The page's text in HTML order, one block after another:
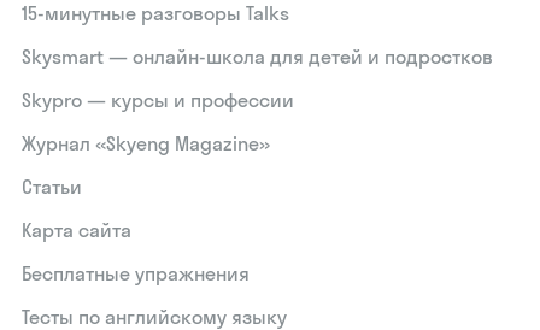
15‑минутные разговоры Talks
Skysmart — онлайн-школа для детей и подростков
Skypro — курсы и профессии
Журнал «Skyeng Magazine»
Статьи
Карта сайта
Бесплатные упражнения
Тесты по английскому языку